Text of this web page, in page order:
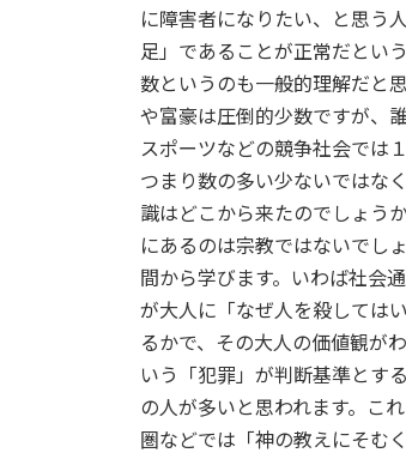
に障害者になりたい、と思う
足」であることが正常だとい
数というのも一般的理解だと
や富豪は圧倒的少数ですが、
スポーツなどの競争社会では
つまり数の多い少ないではな
識はどこから来たのでしょう
にあるのは宗教ではないでし
間から学びます。いわば社会
が大人に「なぜ人を殺しては
るかで、その大人の価値観が
いう「犯罪」が判断基準とす
の人が多いと思われます。こ
圏などでは「神の教えにそむ